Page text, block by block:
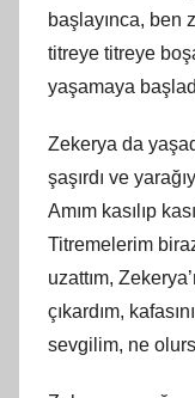
başlayınca, ben
titreye titreye
yaşamaya
Zekerya da
şaşırdı ve
Amım kasılıp
Titremelerim
uzattım,
çıkardım,
sevgilim, ne